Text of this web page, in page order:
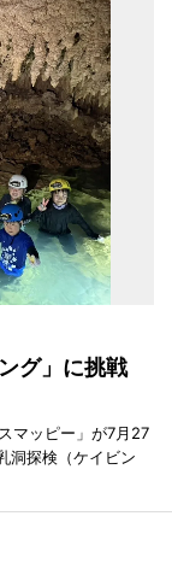
グ」に挑戦
マッピー」が7月27
洞探検（ケイビン